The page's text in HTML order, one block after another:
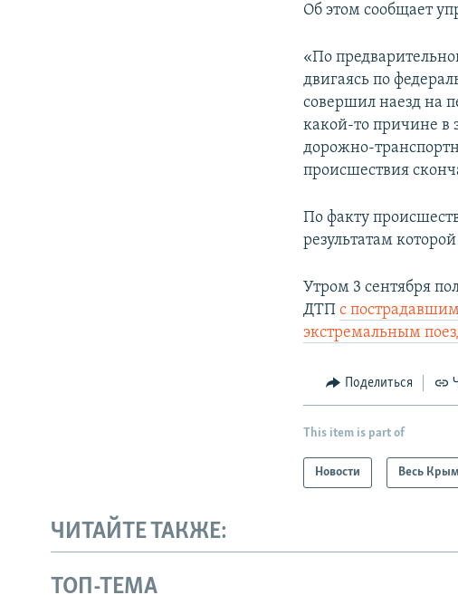
Об этом сообщает
«По
двигаясь по
совершил наезд на
какой-то причине в
дорожно-
происшествия
По факту
результатам
Утром 3 сентября
ДТПс
экстремальным
Поделиться
This item is part of
Новости Весь Крым
ЧИТАЙТЕ ТАКЖЕ:
ТОП-ТЕМА